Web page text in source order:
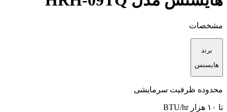
مشخصات
برند
هایسنس
محدوده ظرفیت سرمایشی
تا ۱۰ هزار BTU/hr